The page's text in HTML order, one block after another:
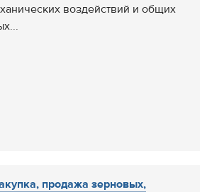
воздействий и общих
продажа зерновых,